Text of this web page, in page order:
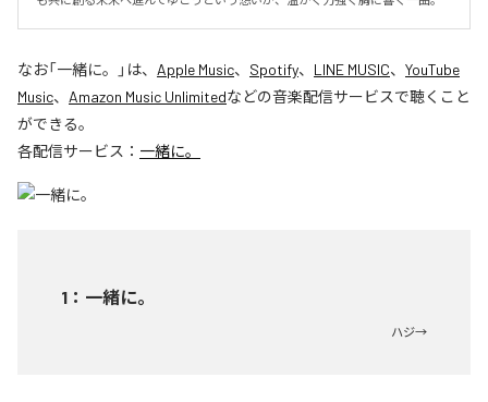
なお「一緒に。 」は、 Apple Music、 Spotify、 LINE MUSIC、 YouTube
Music、 Amazon Music Unlimitedなどの音楽配信サービスで聴くこと
ができる。
各配信サービス： 一緒に。
1 ： 一緒に。
ハジ→